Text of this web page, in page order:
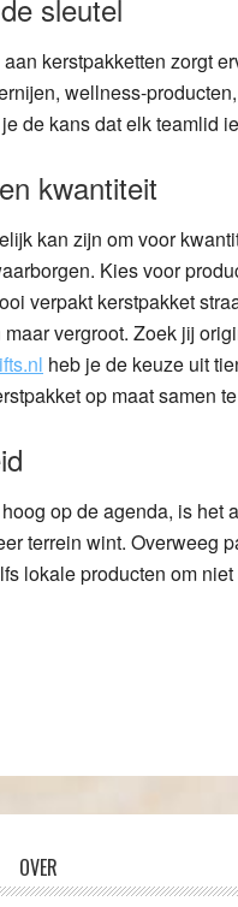
sleutel
kerstpakketten zorgt
wellness-
de kans dat elk teamlid
kwantiteit
kan zijn om voor
Kies voor
verpakt kerstpakket
vergroot. Zoek jij
heb je de keuze uit
op maat samen
op de agenda, is
terrein wint. Overweeg
lokale producten om
OVER